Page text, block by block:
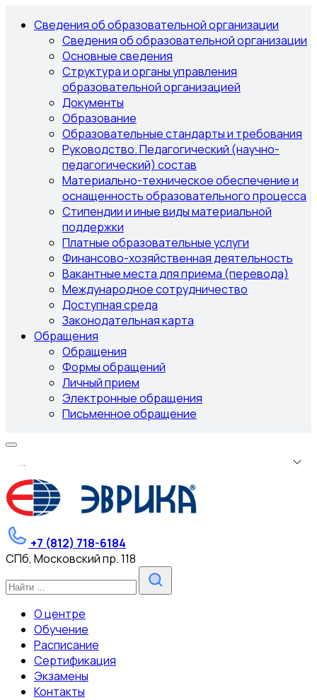
Сведения об образовательной организации
Сведения об образовательной организации
Основные сведения
Структура и органы управления
образовательной организацией
Документы
Образование
Образовательные стандарты и требования
Руководство. Педагогический (научно-
педагогический) состав
Материально-техническое обеспечение и
оснащенность образовательного процесса
Стипендии и иные виды материальной
поддержки
Платные образовательные услуги
Финансово-хозяйственная деятельность
Вакантные места для приема (перевода)
Международное сотрудничество
Доступная среда
Законодательная карта
Обращения
Обращения
Формы обращений
Личный прием
Электронные обращения
Письменное обращение
...
+7 (812) 718-6184
СПб, Московский пр. 118
О центре
Обучение
Расписание
Сертификация
Экзамены
Контакты